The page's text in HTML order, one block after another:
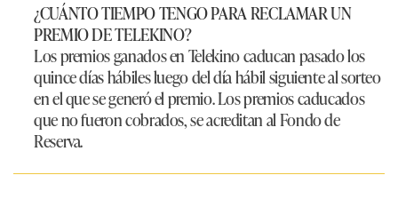
¿CUÁNTO TIEMPO TENGO PARA RECLAMAR UN
PREMIO DE TELEKINO?
Los premios ganados enTelekinocaducan pasado los
quince días hábiles luego del día hábil siguiente al sorteo
en el que se generó el premio. Los premios caducados
que no fueron cobrados, se acreditan al Fondo de
Reserva.